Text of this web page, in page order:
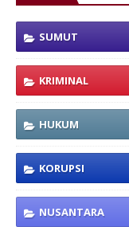
SUMUT
KRIMINAL
HUKUM
KORUPSI
NUSANTARA